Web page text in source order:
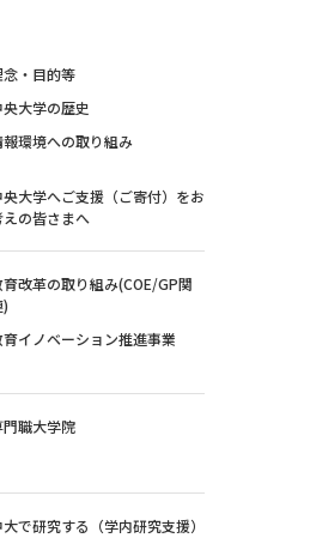
念・目的等
央大学の歴史
報環境への取り組み
央大学へご支援（ご寄付）をお
えの皆さまへ
育改革の取り組み(COE/GP関
育イノベーション推進事業
門職大学院
で研究する（学内研究支援）